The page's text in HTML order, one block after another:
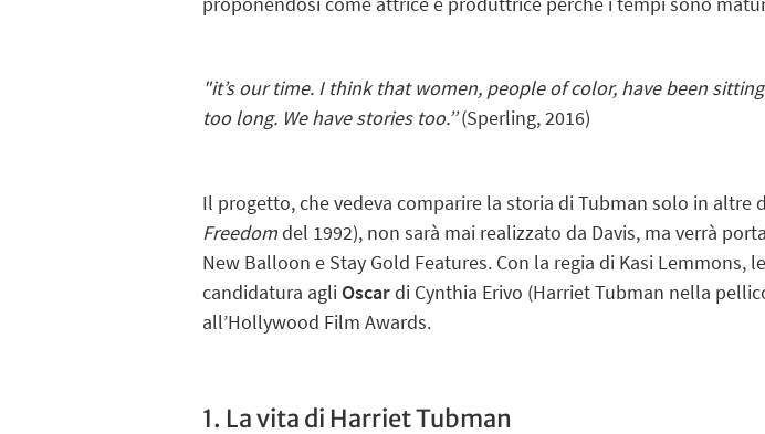
"it’s our time. I think that women, people of color, have been
too long. We have stories too.’’(Sperling, 2016)
Il progetto, che vedeva comparire la storia di Tubman solo in altre
Freedomdel 1992), non sarà mai realizzato da Davis, ma verrà
New Balloon e Stay Gold Features. Con la regia di Kasi
candidatura agli Oscardi Cynthia Erivo (Harriet Tubman nella
all’Hollywood Film Awards.
1. La vita di Harriet Tubman